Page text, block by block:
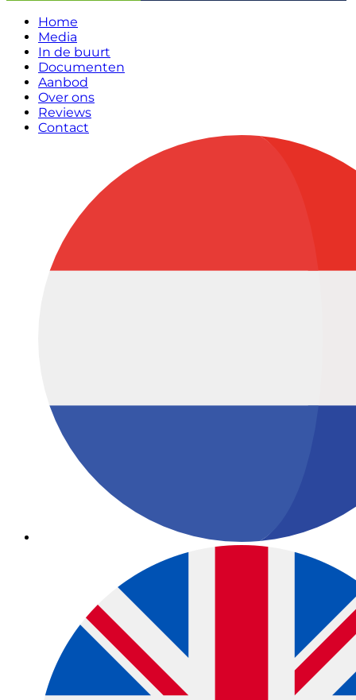
Home
Media
In de buurt
Documenten
Aanbod
Over ons
Reviews
Contact